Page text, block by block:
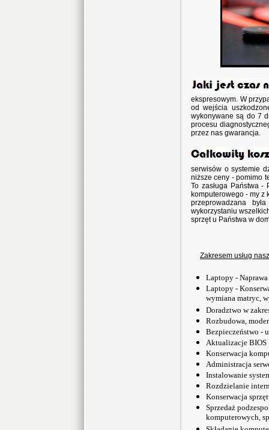
ekspresowym. W
od wejścia
wykonywane są do 7
procesu
przez nas gwarancja.
serwisów o systemie
niższe ceny - pomimo
To zasługa Państwa
komputerowego - my z
przeprowadzana
wykorzystaniu
sprzęt u Państwa w
Zakresem usług
Laptopy -
Laptopy -
wymiana matryc,
Doradztwo w
Rozbudowa,
Bezpieczeństwo -
Aktualizacje BIOS
Konserwacja
Administracja
Instalowanie
Rozdzielanie
Konserwacja
Sprzedaż
komputerowych,